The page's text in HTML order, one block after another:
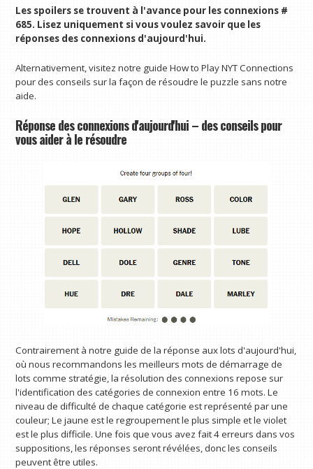
Les spoilers se trouvent à l'avance pour les connexions #
685. Lisez uniquement si vous voulez savoir que les
réponses des connexions d'aujourd'hui.
Alternativement, visitez notre guide How to Play NYT Connections
pour des conseils sur la façon de résoudre le puzzle sans notre
aide.
Réponse des connexions d'aujourd'hui – des conseils pour
vous aider à le résoudre
Contrairement à notre guide de la réponse aux lots d'aujourd'hui,
où nous recommandons les meilleurs mots de démarrage de
lots comme stratégie, la résolution des connexions repose sur
l'identification des catégories de connexion entre 16 mots. Le
niveau de difficulté de chaque catégorie est représenté par une
couleur; Le jaune est le regroupement le plus simple et le violet
est le plus difficile. Une fois que vous avez fait 4 erreurs dans vos
suppositions, les réponses seront révélées, donc les conseils
peuvent être utiles.